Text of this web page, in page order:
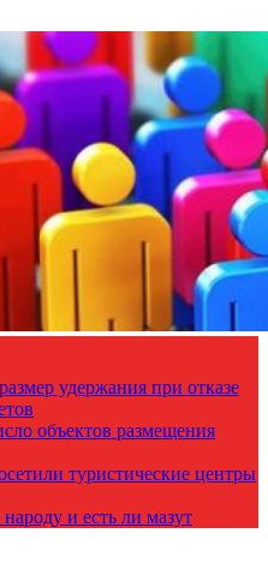
удержания при отказе
объектов размещения
туристические центры
и есть ли мазут